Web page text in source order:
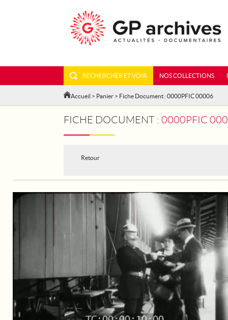
RECHERCHER ET VOIR NOS COLLECTIONS
Accueil > Panier > Fiche Document : 0000PFIC 00006
FICHE DOCUMENT : 0000PFIC
Retour